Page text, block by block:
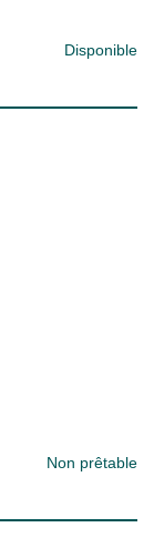
Disponible
Non prêtable